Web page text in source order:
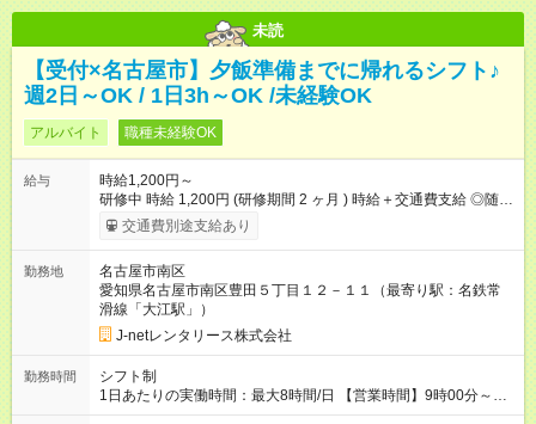
未読
【受付×名古屋市】夕飯準備までに帰れるシフト♪
週2日～OK / 1日3h～OK /未経験OK
アルバイト 職種未経験OK
給与
時給1,200円～
研修中 時給 1,200円 (研修期間 2 ヶ月 ) 時給＋交通費支給 ◎随時
昇給あり できることが増えるごとに時給アップ！ 評価項目もあ
るので、頑張りに応じた昇給が可能です。 扶養内やフルタイム
用期間】試用期間あり 試用期間の長さ：2ヶ月 雇用形態、給与
は本採用時と同じです。 試用期間2か月の間は、お試し期間とし
て就業いただけます！
交通費別途支給あり
勤務地
名古屋市南区
愛知県名古屋市南区豊田５丁目１２－１１（最寄り駅：名鉄常
滑線「大江駅」）
J-netレンタリース株式会社
勤務時間
シフト制
1日あたりの実働時間：最大8時間/日 【営業時間】9時00分～20
時00分 【シフト例(1)】12:00～20:00 【シフト例(2)】14:00～